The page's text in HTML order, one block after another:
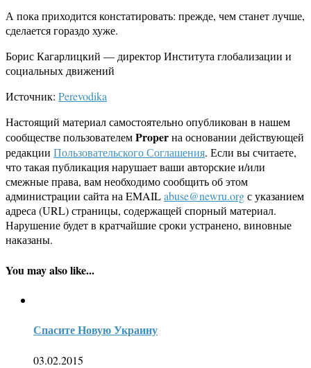
А пока приходится констатировать: прежде, чем станет лучше,
сделается гораздо хуже.
Борис Кагарлицкий — директор Института глобализации и
социальных движений
Источник: Perevodika
Настоящий материал самостоятельно опубликован в нашем
сообществе пользователемProperна основании действующей
редакции Пользовательского Соглашения. Если вы считаете,
что такая публикация нарушает ваши авторские и/или
смежные права, вам необходимо сообщить об этом
администрации сайта на EMAILabuse@newru.orgс указанием
адреса (URL) страницы, содержащей спорный материал.
Нарушение будет в кратчайшие сроки устранено, виновные
наказаны.
You may also like...
Спасите Новую Украину
03.02.2015